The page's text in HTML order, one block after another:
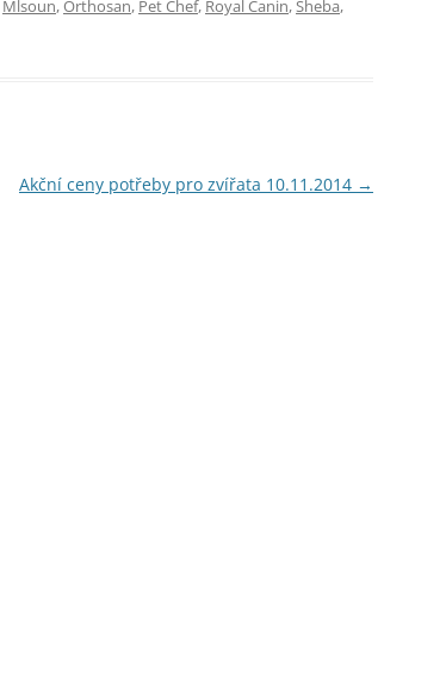
Mlsoun,Orthosan, Pet Chef, Royal Canin,Sheba,
Akční ceny potřeby pro zvířata 10.11.2014 →